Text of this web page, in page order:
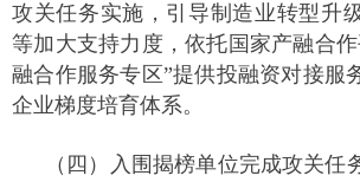
攻关任务实施，引导制造业转型升
等加大支持力度，依托国家产融合
融合作服务专区”提供投融资对接服
企业梯度培育体系。
（四）入围揭榜单位完成攻关任